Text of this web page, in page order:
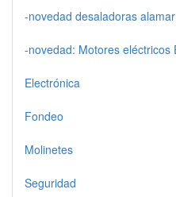
-novedad desaladoras
-novedad: Motores eléctricos
Electrónica
Fondeo
Molinetes
Seguridad